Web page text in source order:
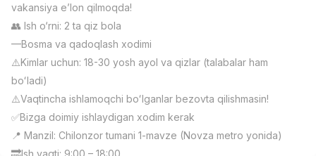
Full time job
Ish joyidan
Kelishiladi
LION_ESTATE
Full time job
Ish joyidan
TOP
Telefon sotuvchisi
Kelishiladi
Yangi
vakansiya eʼlon qilmoqda!
👥 Ish o‘rni: 2 ta qiz bola
—Bosma va qadoqlash xodimi
⚠️Kimlar uchun: 18-30 yosh ayol va qizlar (talabalar ham
boʻladi)
⚠️Vaqtincha ishlamoqchi boʻlganlar bezovta qilishmasin!
✅Bizga doimiy ishlaydigan xodim kerak
📍 Manzil: Chilonzor tumani 1-mavze (Novza metro yonida)
🔜Ish vaqti: 9:00 – 18:00
Vakansiyalar Sohalar Korxonalar Profil